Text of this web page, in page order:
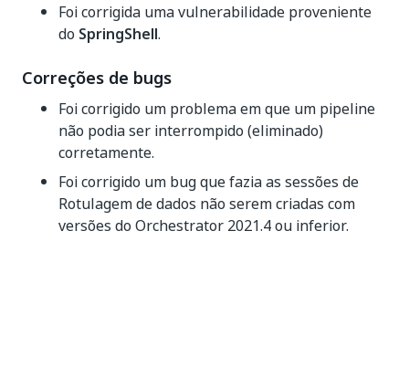
Foi corrigida uma vulnerabilidade proveniente
do SpringShell.
Correções de bugs
Foi corrigido um problema em que um pipeline
não podia ser interrompido (eliminado)
corretamente.
Foi corrigido um bug que fazia as sessões de
Rotulagem de dados não serem criadas com
versões do Orchestrator 2021.4 ou inferior.